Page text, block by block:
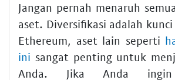
Jangan pernah menaruh
aset. Diversifikasi adalah
Ethereum, aset lain seperti
ini sangat penting untuk
Anda. Jika Anda ingin